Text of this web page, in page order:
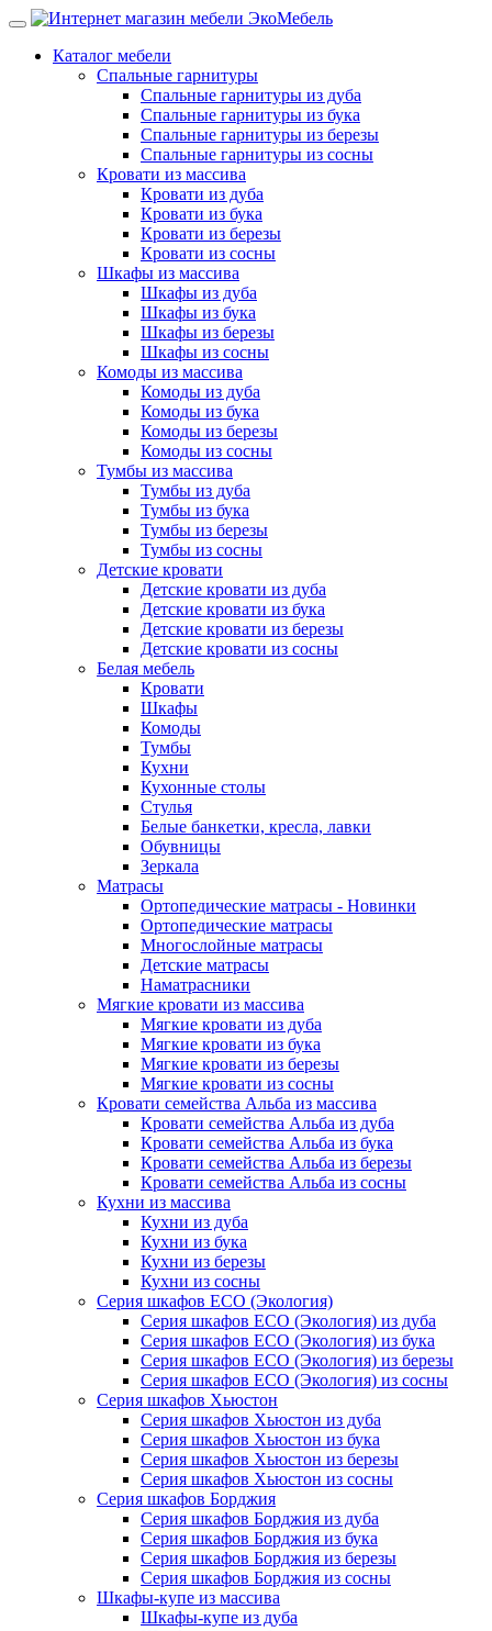
Каталог мебели
Спальные гарнитуры
Спальные гарнитуры из дуба
Спальные гарнитуры из бука
Спальные гарнитуры из березы
Спальные гарнитуры из сосны
Кровати из массива
Кровати из дуба
Кровати из бука
Кровати из березы
Кровати из сосны
Шкафы из массива
Шкафы из дуба
Шкафы из бука
Шкафы из березы
Шкафы из сосны
Комоды из массива
Комоды из дуба
Комоды из бука
Комоды из березы
Комоды из сосны
Тумбы из массива
Тумбы из дуба
Тумбы из бука
Тумбы из березы
Тумбы из сосны
Детские кровати
Детские кровати из дуба
Детские кровати из бука
Детские кровати из березы
Детские кровати из сосны
Белая мебель
Кровати
Шкафы
Комоды
Тумбы
Кухни
Кухонные столы
Стулья
Белые банкетки, кресла, лавки
Обувницы
Зеркала
Матрасы
Ортопедические матрасы - Новинки
Ортопедические матрасы
Многослойные матрасы
Детские матрасы
Наматрасники
Мягкие кровати из массива
Мягкие кровати из дуба
Мягкие кровати из бука
Мягкие кровати из березы
Мягкие кровати из сосны
Кровати семейства Альба из массива
Кровати семейства Альба из дуба
Кровати семейства Альба из бука
Кровати семейства Альба из березы
Кровати семейства Альба из сосны
Кухни из массива
Кухни из дуба
Кухни из бука
Кухни из березы
Кухни из сосны
Серия шкафов ECO (Экология)
Серия шкафов ECO (Экология) из дуба
Серия шкафов ECO (Экология) из бука
Серия шкафов ECO (Экология) из березы
Серия шкафов ECO (Экология) из сосны
Серия шкафов Хьюстон
Серия шкафов Хьюстон из дуба
Серия шкафов Хьюстон из бука
Серия шкафов Хьюстон из березы
Серия шкафов Хьюстон из сосны
Серия шкафов Борджия
Серия шкафов Борджия из дуба
Серия шкафов Борджия из бука
Серия шкафов Борджия из березы
Серия шкафов Борджия из сосны
Шкафы-купе из массива
Шкафы-купе из дуба